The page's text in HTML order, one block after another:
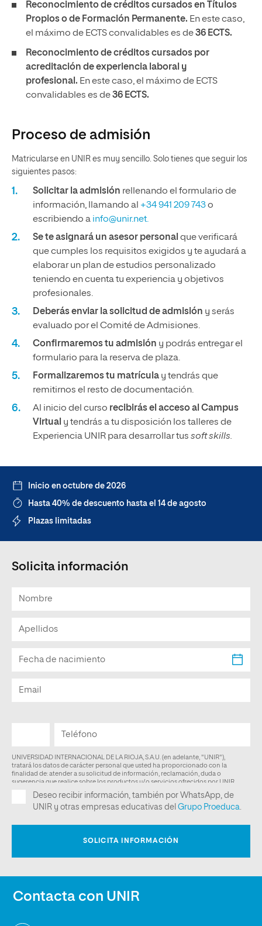
Reconocimiento de créditos cursados en Títulos
Propios o de Formación Permanente. En este caso,
el máximo de ECTS convalidables es de36 ECTS.
Reconocimiento de créditos cursados por
acreditación de experiencia laboral y
profesional. En este caso, el máximo de ECTS
convalidables es de36 ECTS.
Proceso de admisión
Matricularse en UNIR es muy sencillo. Solo tienes que seguir los
siguientes pasos:
Solicitar la admisión rellenando el formulario de
información, llamando al +34 941 209 743o
escribiendo a info@unir.net.
Se te asignará un asesor personal que verificará
que cumples los requisitos exigidos y te ayudará a
elaborar un plan de estudios personalizado
teniendo en cuenta tu experiencia y objetivos
profesionales.
Deberás enviar la solicitud de admisión y serás
evaluado por el Comité de Admisiones.
Confirmaremos tu admisión y podrás entregar el
formulario para la reserva de plaza.
Formalizaremos tu matrícula y tendrás que
remitirnos el resto de documentación.
Al inicio del curso recibirás el acceso al Campus
Virtual y tendrás a tu disposición los talleres de
Experiencia UNIR para desarrollar tus soft skills.
Inicio en octubre de 2026
Hasta 40% de descuento hasta el 14 de agosto
Plazas limitadas
Solicita información
Contacta con UNIR